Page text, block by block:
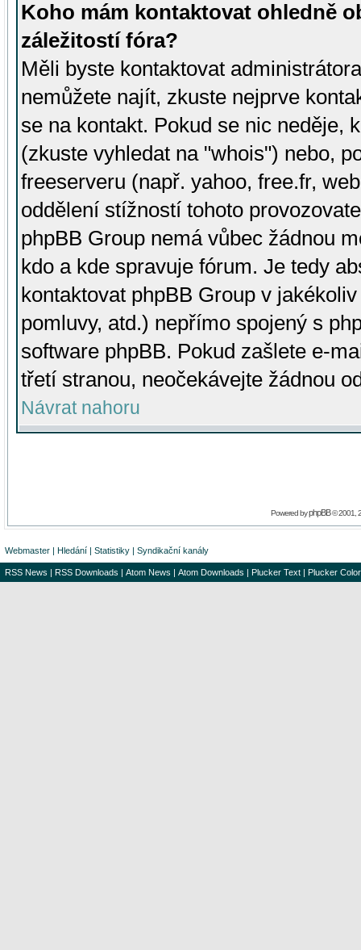
Koho mám kontaktovat ohledně
záležitostí fóra?
Měli byste kontaktovat
nemůžete najít, zkuste nejprve
se na kontakt. Pokud se nic neděje,
(zkuste vyhledat na "whois") nebo,
freeserveru (např. yahoo, free.fr,
oddělení stížností tohoto
phpBB Group nemá vůbec žádnou
kdo a kde spravuje fórum. Je tedy
kontaktovat phpBB Group v
pomluvy, atd.) nepřímo spojený s
software phpBB. Pokud zašlete e-
třetí stranou, neočekávejte žádnou
Návrat nahoru
Powered byphpBB© 2001,
Webmaster | Hledání | Statistiky | Syndikační kanály
RSS News | RSS Downloads | Atom News | Atom Downloads | Plucker Text | Plucker Color